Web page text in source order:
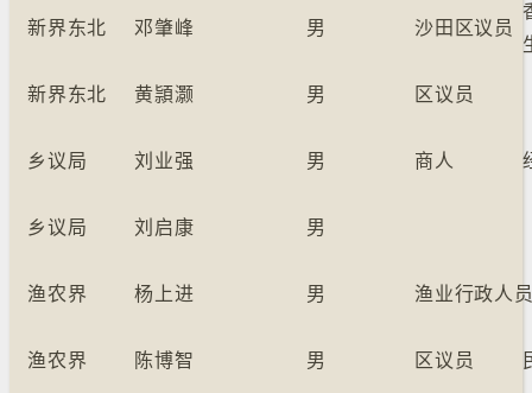
新界东北 邓肇峰 男 沙田区议员
新界东北 黄頴灏 男 区议员
乡议局 刘业强 男 商人
乡议局 刘启康 男
渔农界 杨上进 男 渔业行政人
渔农界 陈博智 男 区议员